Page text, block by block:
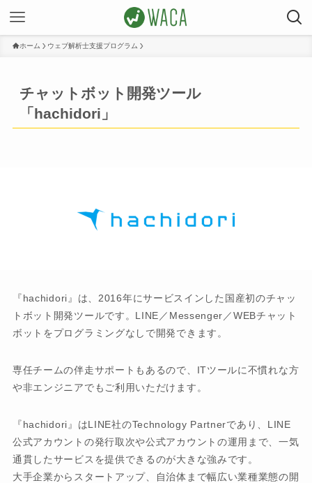
ホーム ウェブ解析士支援プログラム
チャットボット開発ツール
「hachidori」
『hachidori』は、2016年にサービスインした国産初のチャッ
トボット開発ツールです。LINE／Messenger／WEBチャット
ボットをプログラミングなしで開発できます。
専任チームの伴走サポートもあるので、ITツールに不慣れな方
や非エンジニアでもご利用いただけます。
『hachidori』はLINE社のTechnology Partnerであり、LINE
公式アカウントの発行取次や公式アカウントの運用まで、一気
通貫したサービスを提供できるのが大きな強みです。
大手企業からスタートアップ、自治体まで幅広い業種業態の開